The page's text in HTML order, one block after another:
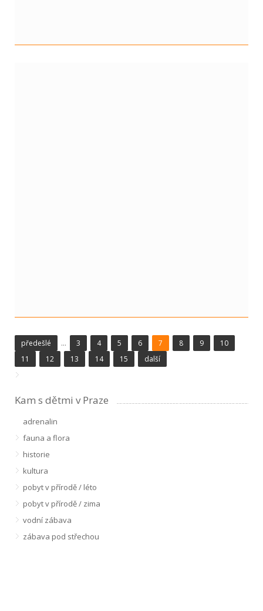
předešlé ... 3 4 5 6 7 8 9
10
11
12 13 14 15 další
Kam s dětmi v Praze
adrenalin
fauna a flora
historie
kultura
pobyt v přírodě / léto
pobyt v přírodě / zima
vodní zábava
zábava pod střechou